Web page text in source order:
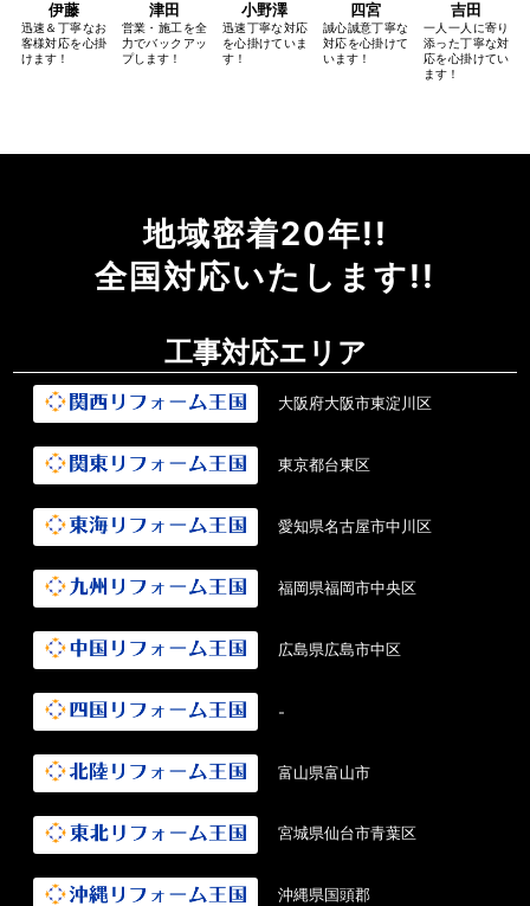
伊藤
迅速＆丁寧なお
客様対応を心掛
けます！
津田
営業・施工を全
力でバックアッ
プします！
小野澤
迅速丁寧な対応
を心掛けていま
す！
四宮
誠心誠意丁寧な
対応を心掛けて
います！
吉田
一人一人に寄り
添った丁寧な対
応を心掛けてい
ます！
地域密着20年!!
全国対応いたします!!
工事対応エリア
大阪府大阪市東淀川区
東京都台東区
愛知県名古屋市中川区
福岡県福岡市中央区
広島県広島市中区
-
富山県富山市
宮城県仙台市青葉区
沖縄県国頭郡